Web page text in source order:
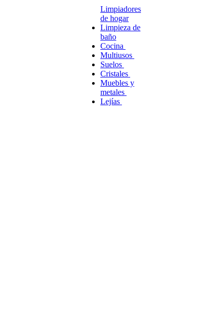
Limpiadores
de hogar
Limpieza de
baño
Cocina
Multiusos
Suelos
Cristales
Muebles y
metales
Lejías